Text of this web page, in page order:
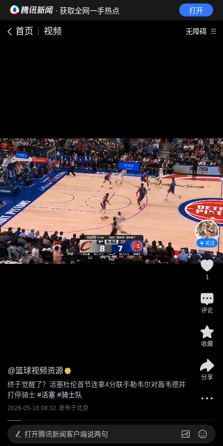
· 获取全网一手热点 打开
首页 视频 无障碍
@篮球视频资源
终于觉醒了？活塞杜伦首节连拿4分联手勒韦尔对轰韦德并
打停骑士 #活塞 #骑士队
2026-05-18 08:32 发布于北京
关注
1
评论
收藏
分享
打开腾讯新闻客户端说两句